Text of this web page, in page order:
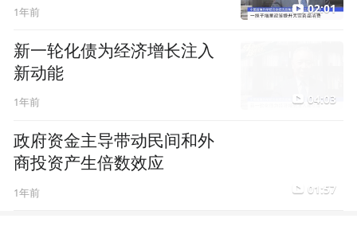
1年前 02:01
新一轮化债为经济增长注入
新动能
1年前 04:03
政府资金主导带动民间和外
商投资产生倍数效应
1年前 01:57